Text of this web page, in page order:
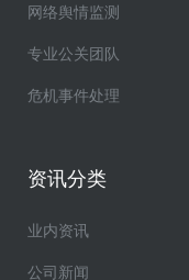
网络舆情监测
专业公关团队
危机事件处理
资讯分类
业内资讯
公司新闻